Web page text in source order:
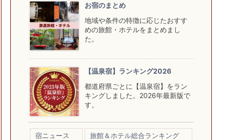
お宿のまとめ
地域や条件の特徴に応じたおすす
めの旅館・ホテルをまとめまし
た。
【温泉宿】ランキング2026
都道府県ごとに【温泉宿】をラン
キングしました。2026年最新版で
す。
宿ニュース 旅館＆ホテル総合ランキング